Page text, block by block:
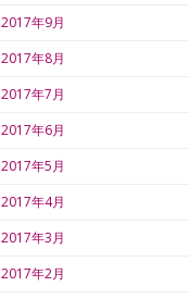
2017年9月
2017年8月
2017年7月
2017年6月
2017年5月
2017年4月
2017年3月
2017年2月